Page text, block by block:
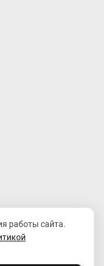
работы сайта.